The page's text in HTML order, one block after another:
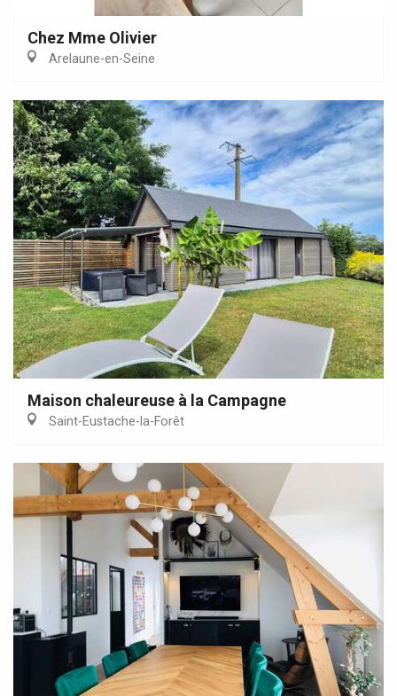
Chez Mme Olivier
Arelaune-en-Seine
Maison chaleureuse à la Campagne
Saint-Eustache-la-Forêt